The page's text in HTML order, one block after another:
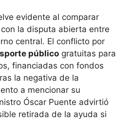
evidente al comparar
la disputa abierta entre
central. El conflicto por
público gratuitas para
financiadas con fondos
la negativa de la
a mencionar su
Óscar Puente advirtió
retirada de la ayuda si